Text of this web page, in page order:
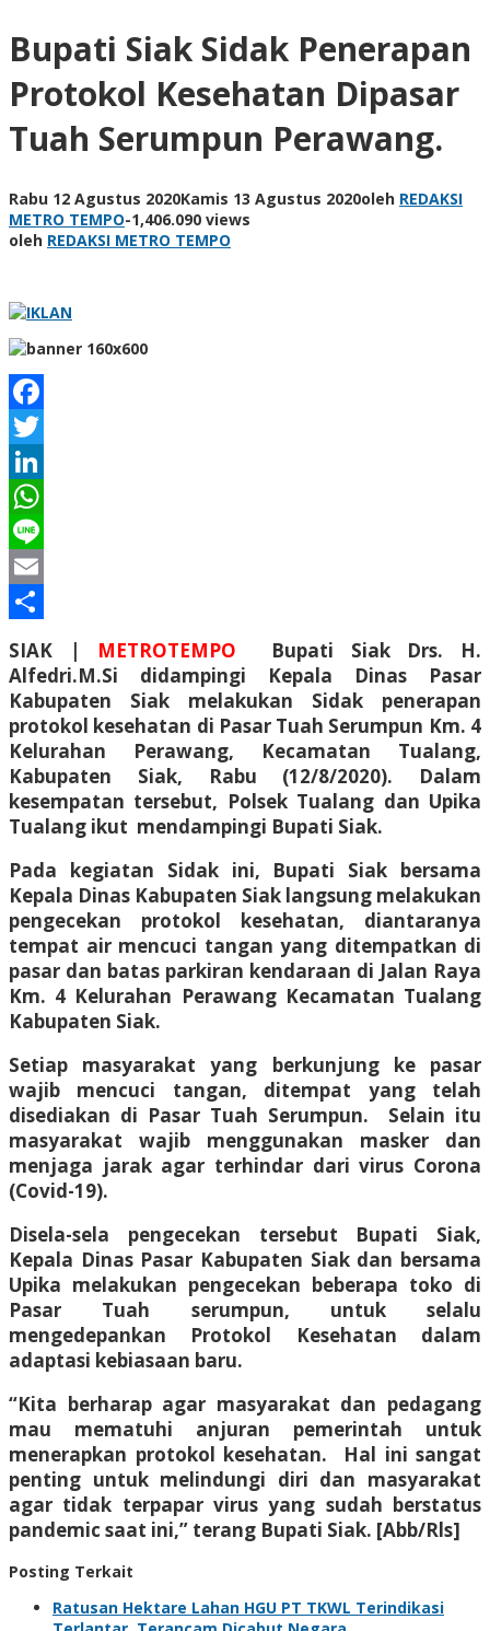
Bupati Siak Sidak Penerapan
Protokol Kesehatan Dipasar
Tuah Serumpun Perawang.
Rabu 12 Agustus 2020Kamis 13 Agustus 2020oleh REDAKSI
METRO TEMPO-1,406.090 views
oleh REDAKSI METRO TEMPO
Facebook
Twitter
LinkedIn
WhatsApp
Line
Email
SIAK | METROTEMPO
Bupati Siak Drs. H.
Alfedri.M.Si didampingi Kepala Dinas Pasar
Kabupaten Siak melakukan Sidak penerapan
protokol kesehatan di Pasar Tuah Serumpun Km. 4
Kelurahan Perawang, Kecamatan Tualang,
Kabupaten Siak, Rabu (12/8/2020). Dalam
kesempatan tersebut, Polsek Tualang dan Upika
Tualang ikut mendampingi Bupati Siak.
Pada kegiatan Sidak ini, Bupati Siak bersama
Kepala Dinas Kabupaten Siak langsung melakukan
pengecekan protokol kesehatan, diantaranya
tempat air mencuci tangan yang ditempatkan di
pasar dan batas parkiran kendaraan di Jalan Raya
Km. 4 Kelurahan Perawang Kecamatan Tualang
Kabupaten Siak.
Setiap masyarakat yang berkunjung ke pasar
wajib mencuci tangan, ditempat yang telah
disediakan di Pasar Tuah Serumpun. Selain itu
masyarakat wajib menggunakan masker dan
menjaga jarak agar terhindar dari virus Corona
(Covid-19).
Disela-sela pengecekan tersebut Bupati Siak,
Kepala Dinas Pasar Kabupaten Siak dan bersama
Upika melakukan pengecekan beberapa toko di
Pasar Tuah serumpun, untuk selalu
mengedepankan Protokol Kesehatan dalam
adaptasi kebiasaan baru.
“Kita berharap agar masyarakat dan pedagang
mau mematuhi anjuran pemerintah untuk
menerapkan protokol kesehatan. Hal ini sangat
penting untuk melindungi diri dan masyarakat
agar tidak terpapar virus yang sudah berstatus
pandemic saat ini,” terang Bupati Siak. [Abb/Rls]
Posting Terkait
Ratusan Hektare Lahan HGU PT TKWL Terindikasi